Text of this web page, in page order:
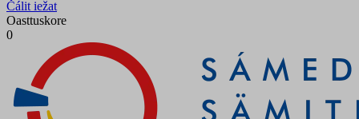
Čálit iežat
Oasttuskore
0